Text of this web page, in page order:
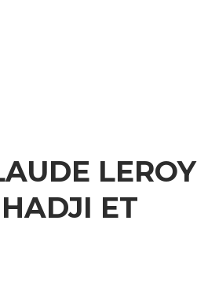
LEROY
ET